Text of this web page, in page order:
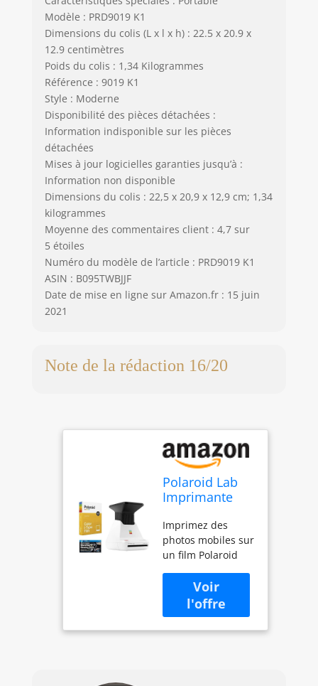
Modèle : PRD9019 K1
Dimensions du colis (L x l x h) : 22.5 x 20.9 x
12.9 centimètres
Poids du colis : 1,34 Kilogrammes
Référence : 9019 K1
Style : Moderne
Disponibilité des pièces détachées :
Information indisponible sur les pièces
détachées
Mises à jour logicielles garanties jusqu’à :
Information non disponible
Dimensions du colis : 22,5 x 20,9 x 12,9 cm; 1,34
kilogrammes
Moyenne des commentaires client : 4,7 sur
5 étoiles
Numéro du modèle de l’article : PRD9019 K1
ASIN : B095TWBJJF
Date de mise en ligne sur Amazon.fr : 15 juin
2021
Note de la rédaction 16/20
Polaroid Lab
Imprimante
instantanée +
film couleur
Polaroid +
chiffon en
microfibre
Imprimez des
photos mobiles sur
un film Polaroid
directement
depuis l'écran de
votre smartphone
Utilise des films